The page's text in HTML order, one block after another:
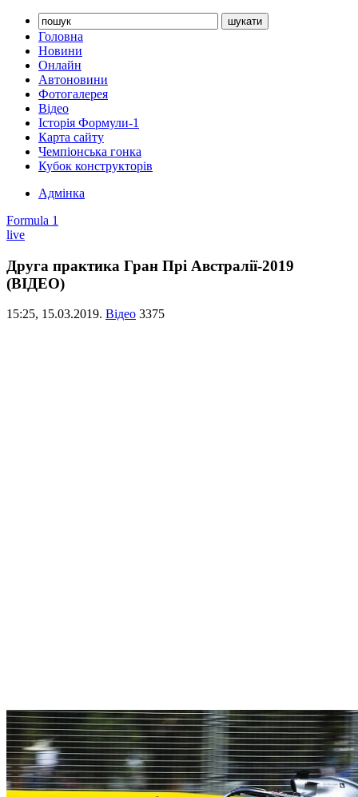
Головна
Новини
Онлайн
Автоновини
Фотогалерея
Відео
Історія Формули-1
Карта сайту
Чемпіонська гонка
Кубок конструкторів
Адмінка
Formula 1
live
Друга практика Гран Прі Австралії-2019
(ВІДЕО)
15:25, 15.03.2019. Відео 3375